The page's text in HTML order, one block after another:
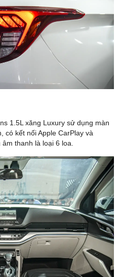
1.5L xăng Luxury sử dụng màn
có kết nối Apple CarPlay và
thanh là loại 6 loa.